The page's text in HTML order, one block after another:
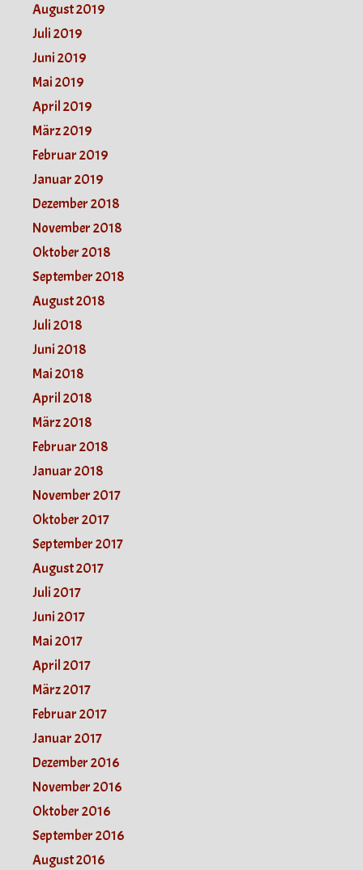
August 2019
Juli 2019
Juni 2019
Mai 2019
April 2019
März 2019
Februar 2019
Januar 2019
Dezember 2018
November 2018
Oktober 2018
September 2018
August 2018
Juli 2018
Juni 2018
Mai 2018
April 2018
März 2018
Februar 2018
Januar 2018
November 2017
Oktober 2017
September 2017
August 2017
Juli 2017
Juni 2017
Mai 2017
April 2017
März 2017
Februar 2017
Januar 2017
Dezember 2016
November 2016
Oktober 2016
September 2016
August 2016